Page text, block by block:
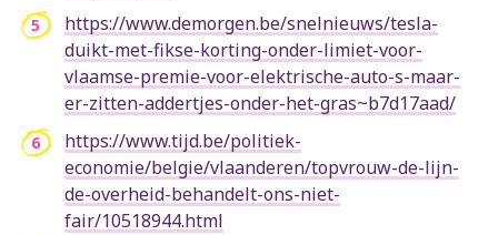
https://www.demorgen.be/snelnieuws/tesla-
duikt-met-fikse-korting-onder-limiet-voor-
vlaamse-premie-voor-elektrische-auto-s-maar-
er-zitten-addertjes-onder-het-gras~b7d17aad/
https://www.tijd.be/politiek-
economie/belgie/vlaanderen/topvrouw-de-lijn-
de-overheid-behandelt-ons-niet-
fair/10518944.html